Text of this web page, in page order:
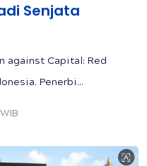
Senjata
against Capital: Red
Penerbi...